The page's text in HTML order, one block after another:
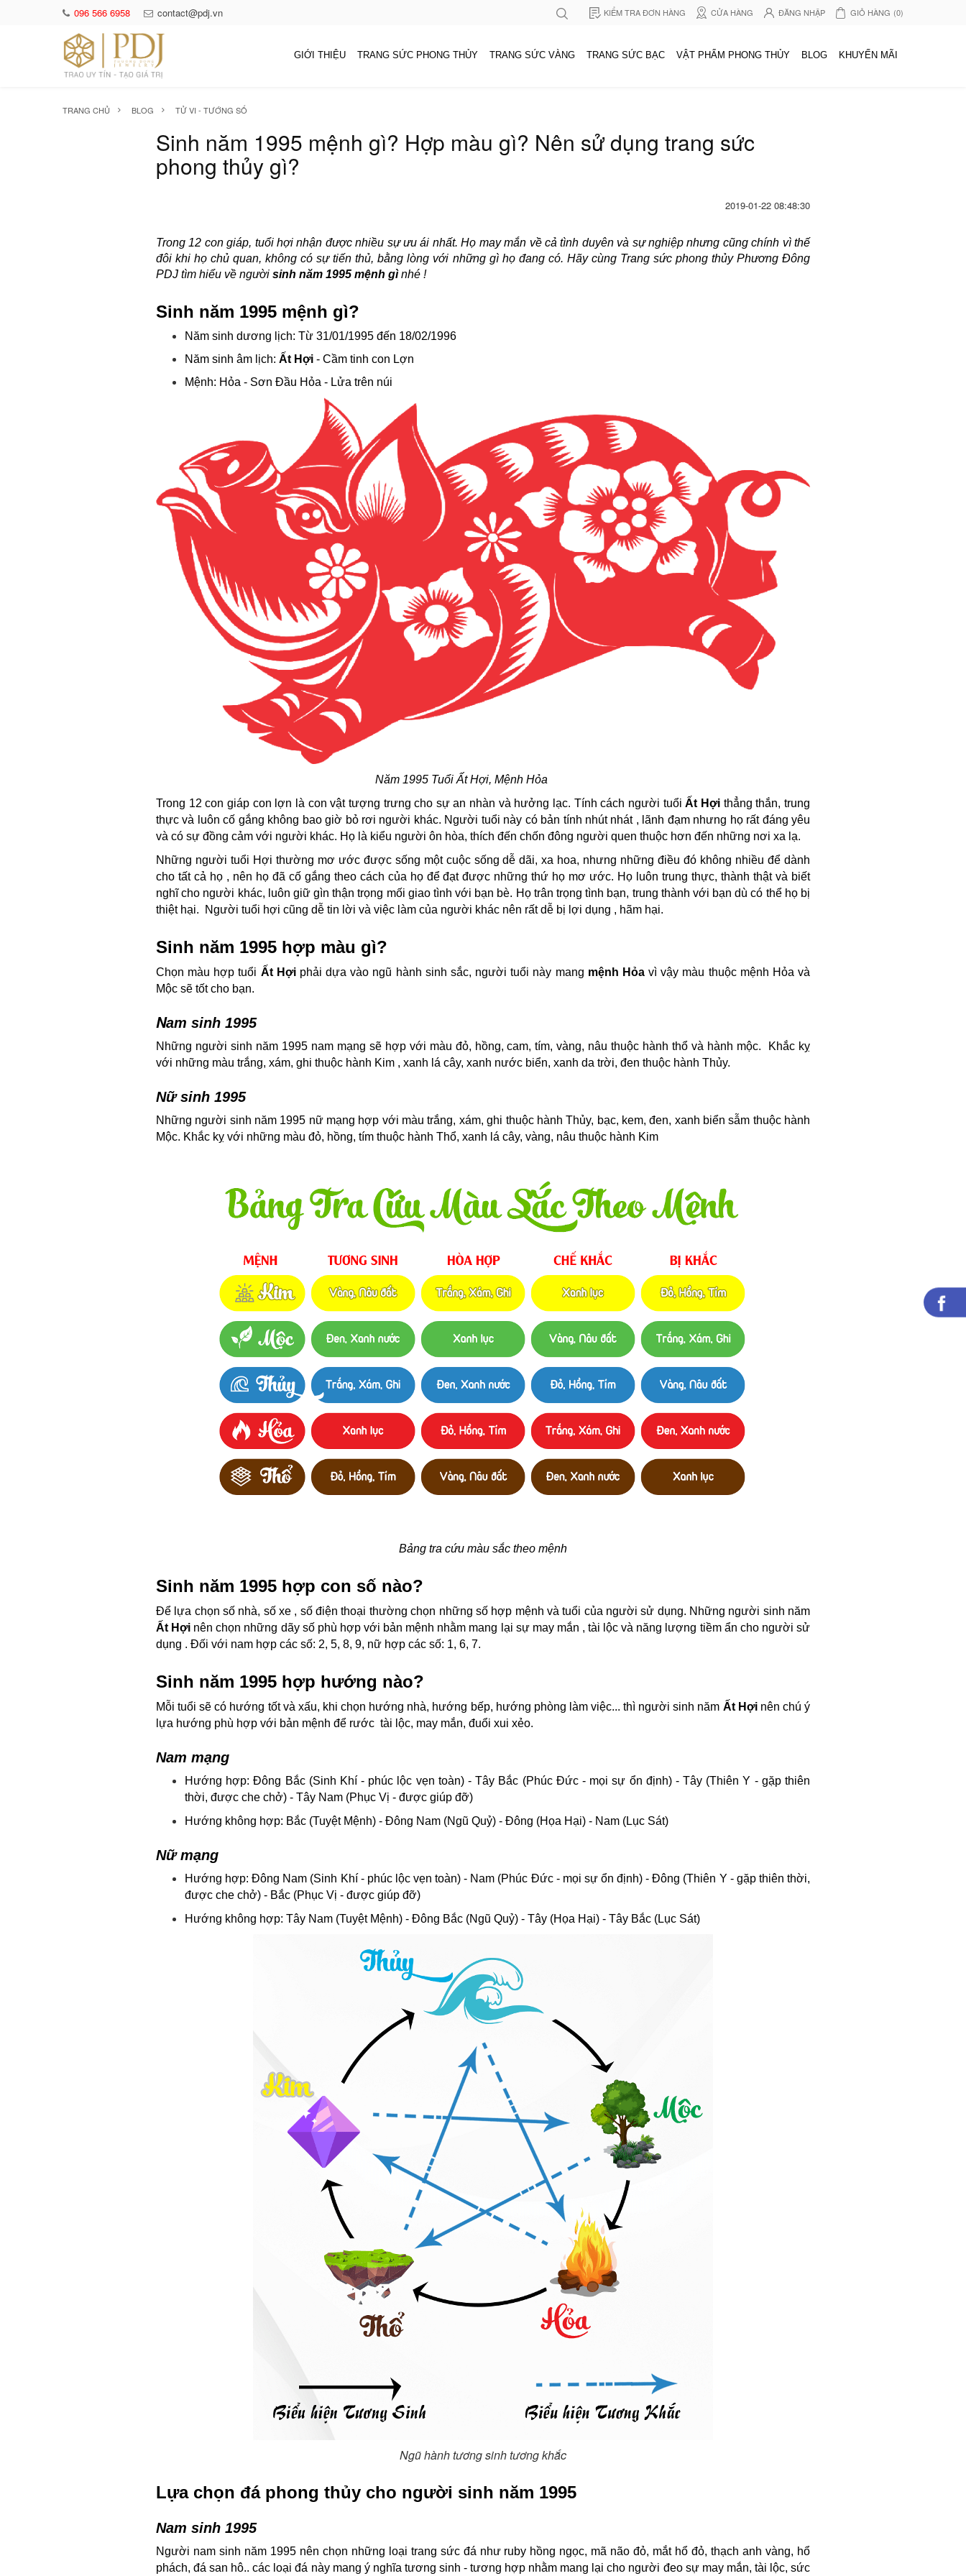
096 566 6958 contact@pdj.vn KIỂM TRA ĐƠN HÀNG CỬA HÀNG ĐĂNG NHẬP GIỎ HÀNG (0)
GIỚI THIỆU TRANG SỨC PHONG THỦY TRANG SỨC VÀNG TRANG SỨC BẠC VẬT PHẨM PHONG THỦY BLOG KHUYẾN MÃI
TRANG CHỦ BLOG TỬ VI - TƯỚNG SỐ
Sinh năm 1995 mệnh gì? Hợp màu gì? Nên sử dụng trang sức
phong thủy gì?
2019-01-22 08:48:30
Trong 12 con giáp, tuổi hợi nhận được nhiều sự ưu ái nhất. Họ may mắn về cả tình duyên và sự nghiệp nhưng cũng chính vì thế
đôi khi họ chủ quan, không có sự tiến thủ, bằng lòng với những gì họ đang có. Hãy cùng Trang sức phong thủy Phương Đông
PDJ tìm hiểu về người sinh năm 1995 mệnh gìnhé !
Sinh năm 1995 mệnh gì?
Năm sinh dương lịch: Từ 31/01/1995 đến 18/02/1996
Năm sinh âm lịch: Ất Hợi - Cầm tinh con Lợn
Mệnh: Hỏa - Sơn Đầu Hỏa - Lửa trên núi
Năm 1995 Tuổi Ất Hợi, Mệnh Hỏa
Trong 12 con giáp con lợn là con vật tượng trưng cho sự an nhàn và hưởng lạc. Tính cách người tuổiẤt Hợi thẳng thắn, trung
thực và luôn cố gắng không bao giờ bỏ rơi người khác. Người tuổi này có bản tính nhút nhát , lãnh đạm nhưng họ rất đáng yêu
và có sự đồng cảm với người khác. Họ là kiểu người ôn hòa, thích đến chốn đông người quen thuộc hơn đến những nơi xa lạ.
Những người tuổi Hợi thường mơ ước được sống một cuộc sống dễ dãi, xa hoa, nhưng những điều đó không nhiều để dành
cho tất cả họ , nên họ đã cố gắng theo cách của họ để đạt được những thứ họ mơ ước. Họ luôn trung thực, thành thật và biết
nghĩ cho người khác, luôn giữ gìn thận trọng mối giao tình với bạn bè. Họ trân trọng tình bạn, trung thành với bạn dù có thể họ bị
thiệt hại. Người tuổi hợi cũng dễ tin lời và việc làm của người khác nên rất dễ bị lợi dụng , hãm hại.
Sinh năm 1995 hợp màu gì?
Chọn màu hợp tuổi Ất Hợiphải dựa vào ngũ hành sinh sắc, người tuổi này mang mệnh Hỏavì vậy màu thuộc mệnh Hỏa và
Mộc sẽ tốt cho bạn.
Nam sinh 1995
Những người sinh năm 1995 nam mạng sẽ hợp với màu đỏ, hồng, cam, tím, vàng, nâu thuộc hành thổ và hành mộc. Khắc kỵ
với những màu trắng, xám, ghi thuộc hành Kim , xanh lá cây, xanh nước biển, xanh da trời, đen thuộc hành Thủy.
Nữ sinh 1995
Những người sinh năm 1995 nữ mạng hợp với màu trắng, xám, ghi thuộc hành Thủy, bạc, kem, đen, xanh biển sẫm thuộc hành
Mộc. Khắc kỵ với những màu đỏ, hồng, tím thuộc hành Thổ, xanh lá cây, vàng, nâu thuộc hành Kim
Bảng tra cứu màu sắc theo mệnh
Sinh năm 1995 hợp con số nào?
Để lựa chọn số nhà, số xe , số điện thoại thường chọn những số hợp mệnh và tuổi của người sử dụng. Những người sinh năm
Ất Hợi nên chọn những dãy số phù hợp với bản mệnh nhằm mang lại sự may mắn , tài lộc và năng lượng tiềm ẩn cho người sử
dụng . Đối với nam hợp các số: 2, 5, 8, 9, nữ hợp các số: 1, 6, 7.
Sinh năm 1995 hợp hướng nào?
Mỗi tuổi sẽ có hướng tốt và xấu, khi chọn hướng nhà, hướng bếp, hướng phòng làm việc... thì người sinh năm Ất Hợi nên chú ý
lựa hướng phù hợp với bản mệnh để rước tài lộc, may mắn, đuổi xui xẻo.
Nam mạng
Hướng hợp: Đông Bắc (Sinh Khí - phúc lộc vẹn toàn) - Tây Bắc (Phúc Đức - mọi sự ổn định) - Tây (Thiên Y - gặp thiên
thời, được che chở) - Tây Nam (Phục Vị - được giúp đỡ)
Hướng không hợp: Bắc (Tuyệt Mệnh) - Đông Nam (Ngũ Quỷ) - Đông (Họa Hại) - Nam (Lục Sát)
Nữ mạng
Hướng hợp: Đông Nam (Sinh Khí - phúc lộc vẹn toàn) - Nam (Phúc Đức - mọi sự ổn định) - Đông (Thiên Y - gặp thiên thời,
được che chở) - Bắc (Phục Vị - được giúp đỡ)
Hướng không hợp: Tây Nam (Tuyệt Mệnh) - Đông Bắc (Ngũ Quỷ) - Tây (Họa Hại) - Tây Bắc (Lục Sát)
Ngũ hành tương sinh tương khắc
Lựa chọn đá phong thủy cho người sinh năm 1995
Nam sinh 1995
Người nam sinh năm 1995 nên chọn những loại trang sức đá như ruby hồng ngọc, mã não đỏ, mắt hổ đỏ, thạch anh vàng, hổ
phách, đá san hô.. các loại đá này mang ý nghĩa tương sinh - tương hợp nhằm mang lại cho người đeo sự may mắn, tài lộc, sức